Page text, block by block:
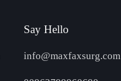
Say Hello
info@maxfaxsurg.com